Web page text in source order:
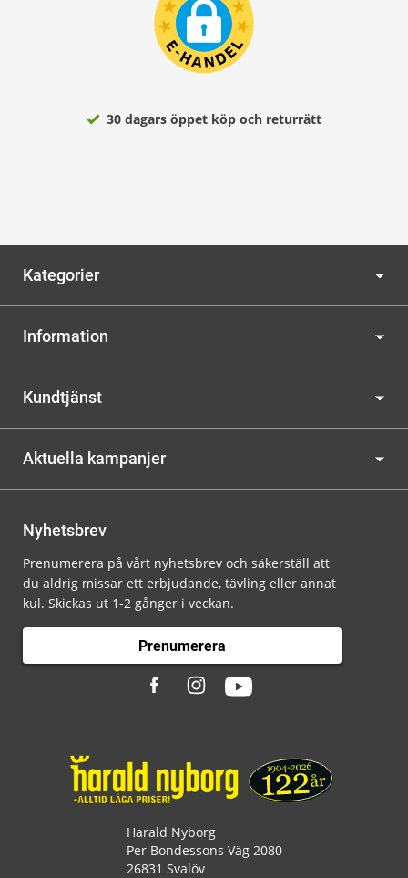
30 dagars öppet köp och returrätt
Kategorier
Information
Kundtjänst
Aktuella kampanjer
Nyhetsbrev
Prenumerera på vårt nyhetsbrev och säkerställ att
du aldrig missar ett erbjudande, tävling eller annat
kul. Skickas ut 1-2 gånger i veckan.
Prenumerera
Harald Nyborg
Per Bondessons Väg 2080
26831 Svalöv